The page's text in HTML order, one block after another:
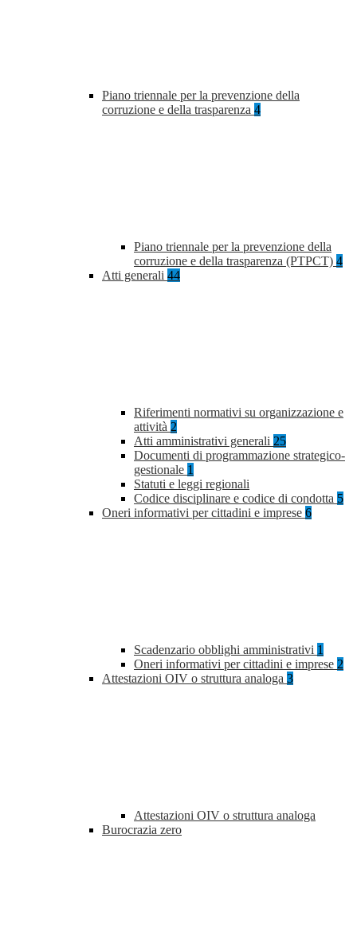
Piano triennale per la prevenzione della
corruzione e della trasparenza 4
Piano triennale per la prevenzione della
corruzione e della trasparenza (PTPCT) 4
Atti generali 44
Riferimenti normativi su organizzazione e
attività 2
Atti amministrativi generali 25
Documenti di programmazione strategico-
gestionale 1
Statuti e leggi regionali
Codice disciplinare e codice di condotta 5
Oneri informativi per cittadini e imprese 6
Scadenzario obblighi amministrativi 1
Oneri informativi per cittadini e imprese 2
Attestazioni OIV o struttura analoga 3
Attestazioni OIV o struttura analoga
Burocrazia zero